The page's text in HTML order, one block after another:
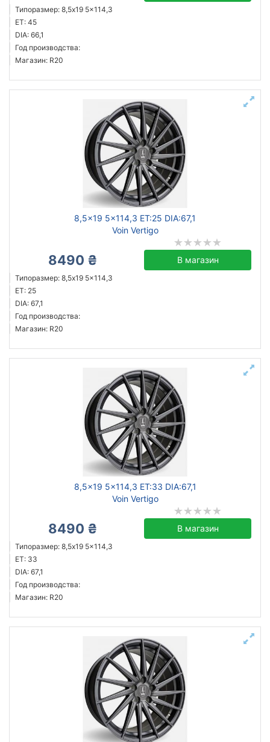
Типоразмер: 8,5x19 5x114,3
ET: 45
DIA: 66,1
Год производства:
Магазин: R20
8,5x19 5x114,3 ET:25 DIA:67,1
Voin Vertigo
8490 ₴ В магазин
Типоразмер: 8,5x19 5x114,3
ET: 25
DIA: 67,1
Год производства:
Магазин: R20
8,5x19 5x114,3 ET:33 DIA:67,1
Voin Vertigo
8490 ₴ В магазин
Типоразмер: 8,5x19 5x114,3
ET: 33
DIA: 67,1
Год производства:
Магазин: R20